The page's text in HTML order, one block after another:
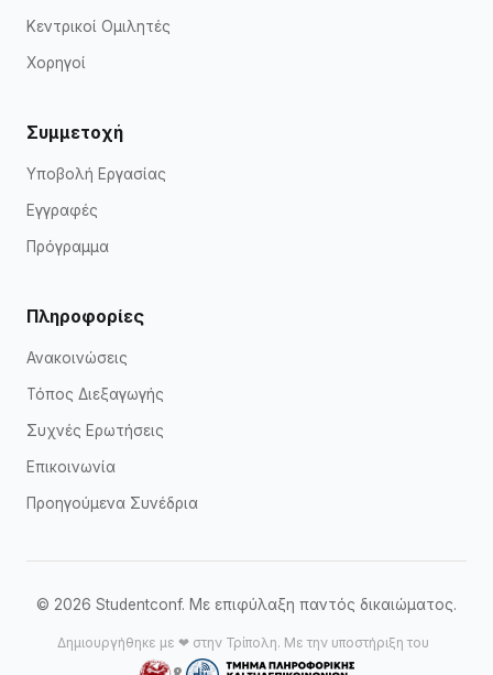
Κεντρικοί Ομιλητές
Χορηγοί
Συμμετοχή
Υποβολή Εργασίας
Εγγραφές
Πρόγραμμα
Πληροφορίες
Ανακοινώσεις
Τόπος Διεξαγωγής
Συχνές Ερωτήσεις
Επικοινωνία
Προηγούμενα Συνέδρια
© 2026 Studentconf. Με επιφύλαξη παντός δικαιώματος.
Δημιουργήθηκε με ❤ στην Τρίπολη. Με την υποστήριξη του